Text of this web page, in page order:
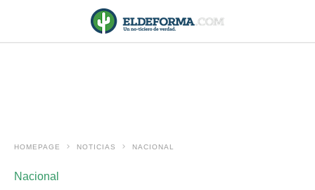
HOMEPAGE NOTICIAS NACIONAL
Nacional